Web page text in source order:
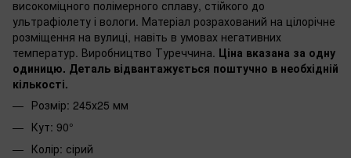
високоміцного полімерного сплаву, стійкого до
ультрафіолету і вологи. Матеріал розрахований на цілорічне
розміщення на вулиці, навіть в умовах негативних
температур. Виробництво Туреччина. Ціна вказана за одну
одиницю. Деталь відвантажується поштучно в необхідній
кількості.
Розмір: 245х25 мм
Кут: 90°
Колір: сірий